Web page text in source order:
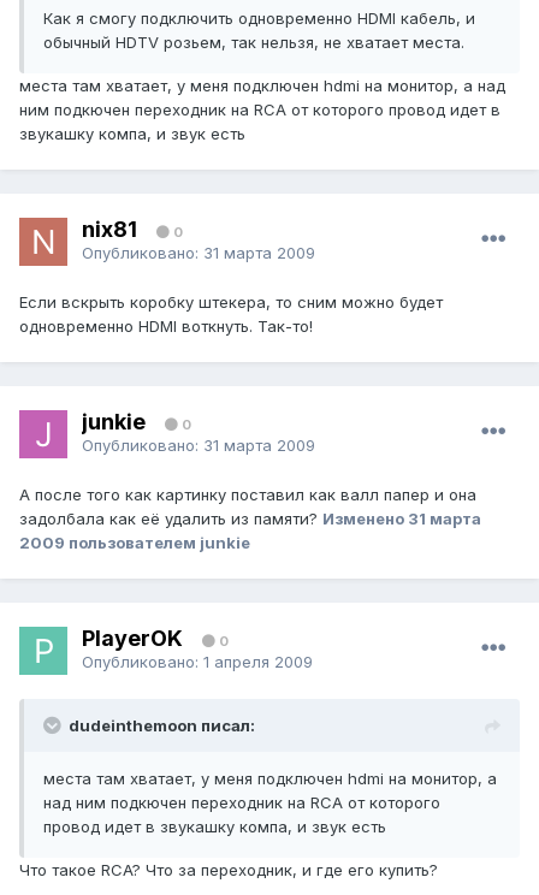
Как я смогу подключить одновременно HDMI кабель, и
обычный НDTV розьем, так нельзя, не хватает места.
места там хватает, у меня подключен hdmi на монитор, а над
ним подкючен переходник на RCA от которого провод идет в
звукашку компа, и звук есть
niх81 0
Опубликовано: 31 марта 2009
Если вскрыть коробку штекера, то сним можно будет
одновременно HDMI воткнуть. Так-то!
junkie 0
Опубликовано: 31 марта 2009
А после того как картинку поставил как валл папер и она
задолбала как её удалить из памяти? Изменено 31 марта
2009 пользователем junkie
PlayerOK 0
Опубликовано: 1 апреля 2009
dudeinthemoon писал:
места там хватает, у меня подключен hdmi на монитор, а
над ним подкючен переходник на RCA от которого
провод идет в звукашку компа, и звук есть
Что такое RCA? Что за переходник, и где его купить?